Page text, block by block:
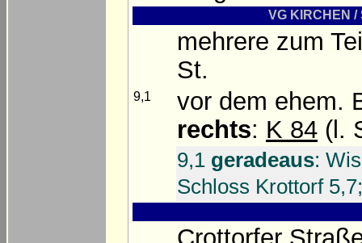
VG KIRCHEN
mehrere zum
St.
9,1
vor dem ehem.
rechts: K 84 (l.
9,1 geradeaus:
Schloss Krottorf